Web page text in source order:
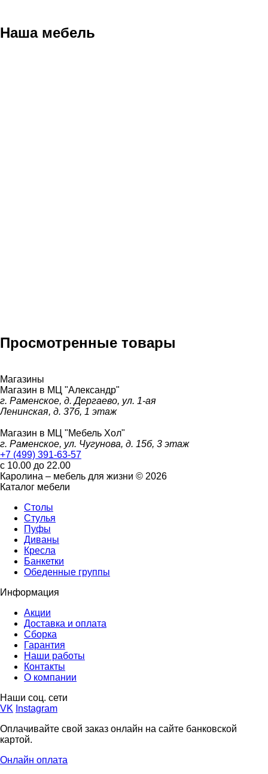
Наша мебель
Просмотренные товары
Магазины
Магазин в МЦ "Александр"
г. Раменское, д. Дергаево, ул. 1-ая
Ленинская, д. 37б, 1 этаж
Магазин в МЦ "Мебель Хол"
г. Раменское, ул. Чугунова, д. 15б, 3 этаж
+7 (499) 391-63-57
с 10.00 до 22.00
Каролина – мебель для жизни © 2026
Каталог мебели
Столы
Стулья
Пуфы
Диваны
Кресла
Банкетки
Обеденные группы
Информация
Акции
Доставка и оплата
Сборка
Гарантия
Наши работы
Контакты
О компании
Наши соц. сети
VK Instagram
Оплачивайте свой заказ онлайн на сайте банковской
картой.
Онлайн оплата